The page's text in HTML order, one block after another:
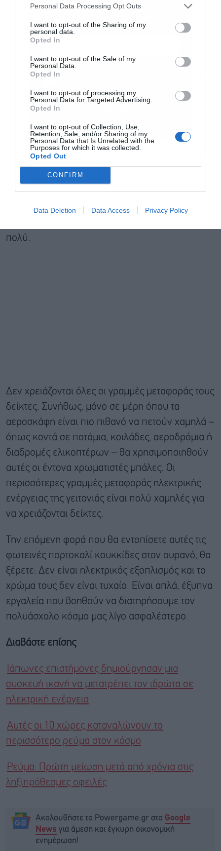
Personal Data Processing Opt Outs
I want to opt-out of the Sharing of my
personal data.
Opted In
I want to opt-out of the Sale of my
Personal Data.
Opted In
I want to opt-out of processing my
Personal Data for Targeted Advertising.
Opted In
I want to opt-out of Collection, Use,
Retention, Sale, and/or Sharing of my
Personal Data that Is Unrelated with the
Purposes for which it was collected.
Opted Out
CONFIRM
Data Deletion Data Access Privacy Policy
εργάζονται από ελικόπτερα. Η γραμμή ρεύματος
συνήθως παραμένει ενεργοποιημένη κατά τη
διάρκεια της εργασίας, επομένως οι κανόνες
ασφαλείας και ο προσεκτικός σχεδιασμός είναι
κρίσιμοι. Ημπάλα διατίθεται σε δύο μισάπου
σφίγγονται γύρω από το σύρμα και βιδώνονται
Μόλις εγκατασταθούν, αυτές οι μπάλες
να διαρκέσουν 10 έως 15 χρόνια
τον καιρό και τις συνθήκες. Δεν χρειάζονται
πολλή συντήρηση, αλλά οι εταιρείες κοινής
ωφέλειας τις ελέγχουν κατά καιρούς για να
πολύ.
Δεν χρειάζονται όλες οι γραμμές μεταφοράς τους
δείκτες. Συνήθως, μόνο σε μέρη όπου τα
αεροσκάφη είναι πιο πιθανό να πετούν χαμηλά –
όπως κοντά σε ποτάμια, κοιλάδες, αεροδρόμια ή
διαδρομές ελικοπτέρων – θα χρησιμοποιηθούν
αυτές οι έντονα χρωματιστές μπάλες. Οι
περισσότερες γραμμές μεταφοράς ηλεκτρικής
ενέργειας της γειτονιάς είναι πολύ χαμηλές για
να χρειάζονται δείκτες.
Την επόμενη φορά που θα εντοπίσετε αυτές τις
φωτεινές πορτοκαλί κουκκίδες στον ουρανό, θα
ξέρετε: Δεν είναι ηλεκτρικός εξοπλισμός και το
χρώμα τους δεν είναι τυχαίο. Είναι απλά, έξυπνα
εργαλεία που βοηθούν να διατηρήσουμε τον
πολυάσχολο κόσμο μας λίγο ασφαλέστερο.
Διαβάστε επίσης
Ιάπωνες επιστήμονες δημιούργησαν μια
συσκευή ικανή να μετατρέπει τον ιδρώτα σε
ηλεκτρική ενέργεια
Αυτές οι 10 χώρες καταναλώνουν το
περισσότερo ρεύμα στον κόσμο
Ρεύμα: Πρώτη μείωση μετά από χρόνια στις
ληξιπρόθεσμες οφειλές
Ακολουθήστε το Powergame.gr στο Google
News για άμεση και έγκυρη οικονομική
ενημέρωση!
newsletter
Αποδέχομαι τους